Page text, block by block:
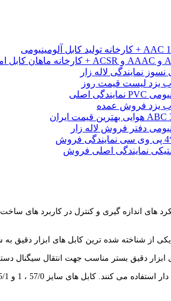
های اندازه گیری و کنترل در کاربرد های
از شناخته شده ترین کابل های ابزار دقیق به
دقیق بستر مناسب جهت انتقال سیگنال